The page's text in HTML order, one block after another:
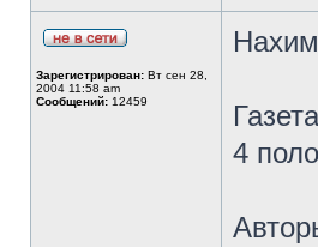
Зарегистрирован: Вт сен 28,
2004 11:58 am
Сообщений: 12459
4